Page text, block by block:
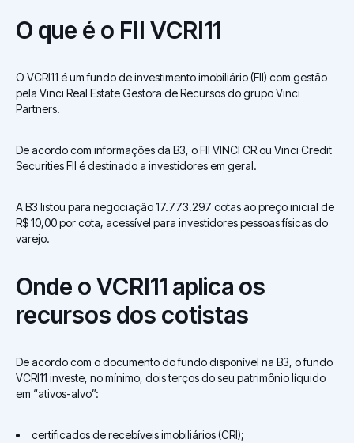
O que é o FII VCRI11
O VCRI11 é um fundo de investimento imobiliário (FII) com gestão
pela Vinci Real Estate Gestora de Recursos do grupo Vinci
Partners.
De acordo com informações da B3, o FII VINCI CR ou Vinci Credit
Securities FII é destinado a investidores em geral.
A B3 listou para negociação 17.773.297 cotas ao preço inicial de
R$ 10,00 por cota, acessível para investidores pessoas físicas do
varejo.
Onde o VCRI11 aplica os
recursos dos cotistas
De acordo com o documento do fundo disponível na B3, o fundo
VCRI11 investe, no mínimo, dois terços do seu patrimônio líquido
em “ativos-alvo”:
certificados de recebíveis imobiliários (CRI);